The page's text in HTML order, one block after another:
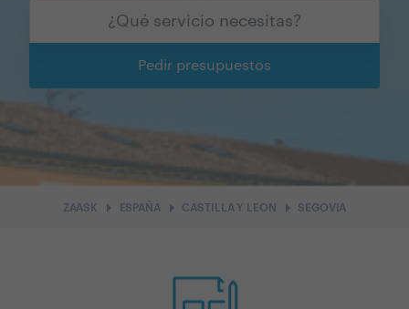
Pedir presupuestos
ZAASK arrow_right ESPAÑAarrow_right CASTILLA Y LEON arrow_right SEGOVIA